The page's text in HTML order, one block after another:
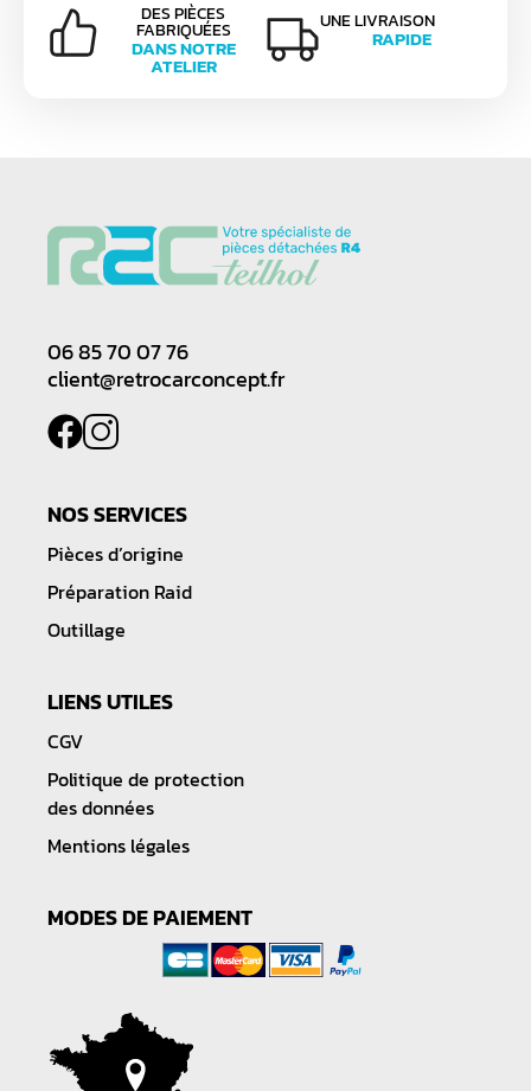
DES PIÈCES
FABRIQUÉES
DANS NOTRE
ATELIER
UNE LIVRAISON
RAPIDE
06 85 70 07 76
client@retrocarconcept.fr
NOS SERVICES
Pièces d’origine
Préparation Raid
Outillage
LIENS UTILES
CGV
Politique de protection
des données
Mentions légales
MODES DE PAIEMENT